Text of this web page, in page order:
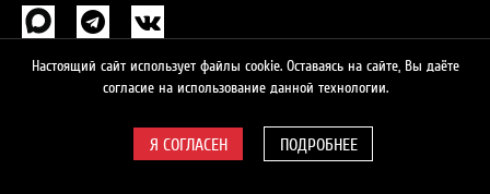
Поиск
Настоящий сайт использует файлы cookie. Оставаясь на сайте, Вы даёте
согласие на использование данной технологии.
ПОДРОБНЕЕ